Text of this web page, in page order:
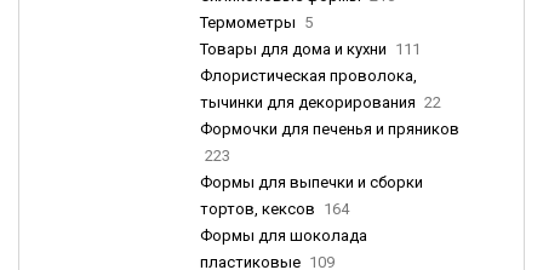
Термометры 5
Товары для дома и кухни 111
Флористическая проволока,
тычинки для декорирования 22
Формочки для печенья и пряников
223
Формы для выпечки и сборки
тортов, кексов 164
Формы для шоколада
пластиковые 109